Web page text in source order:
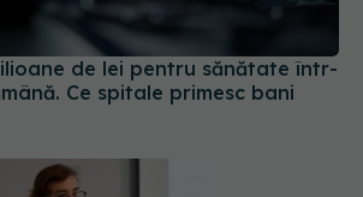
de lei pentru sănătate într-
Ce spitale primesc bani